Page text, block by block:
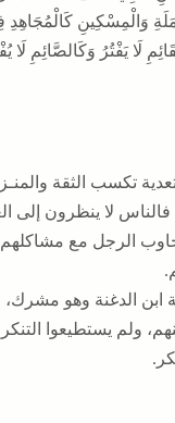
وَالْمِسْكِينِ كَالْمُجَاهِدِ
لَا يَفْتُرُ وَكَالصَّائِمِ لَا
تكسب الثقة
فالناس لا ينظرون إلى
الرجل مع
ابن الدغنة وهو مشرك،
ولم يستطيعوا